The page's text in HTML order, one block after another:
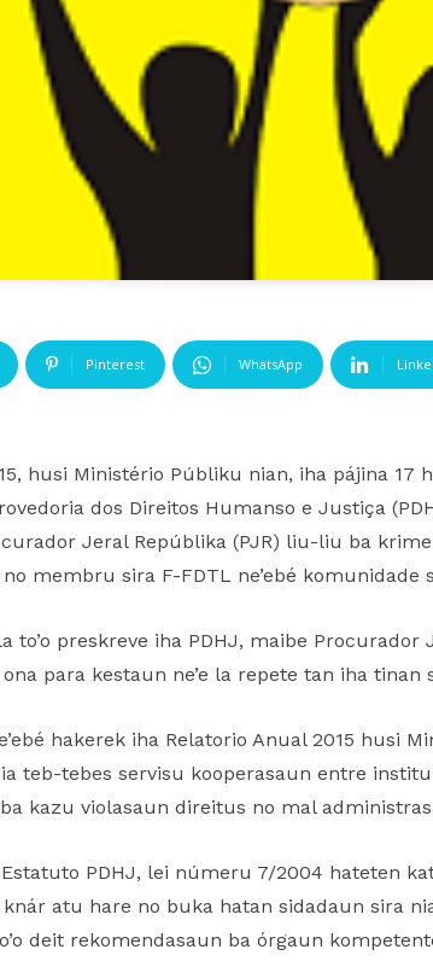
Pinterest WhatsApp
husi Ministério Públiku nian, iha pájina
dos Direitos Humanso e Justiça
Jeral Repúblika (PJR) liu-liu ba
membru sira F-FDTL ne’ebé
preskreve iha PDHJ, maibe Procurador
para kestaun ne’e la repete tan iha tinan
hakerek iha Relatorio Anual 2015 husi
teb-tebes servisu kooperasaun entre
kazu violasaun direitus no mal
PDHJ, lei númeru 7/2004 hateten
knár atu hare no buka hatan sidadaun sira
deit rekomendasaun ba órgaun